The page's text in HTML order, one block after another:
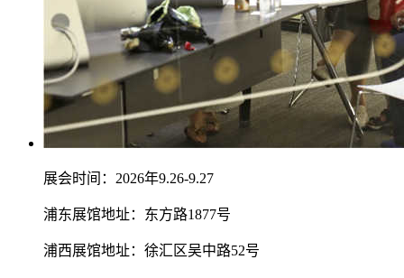
展会时间：2026年9.26-9.27
浦东展馆地址：东方路1877号
浦西展馆地址：徐汇区吴中路52号